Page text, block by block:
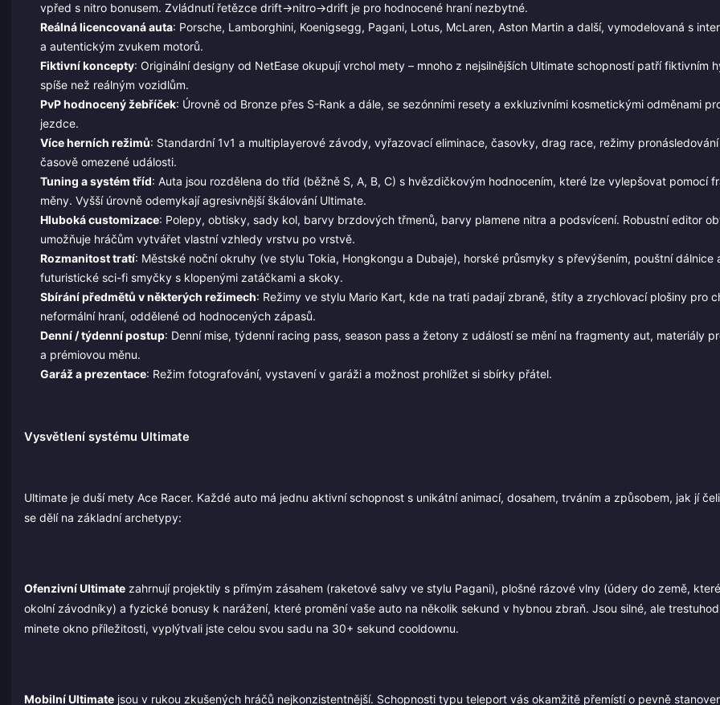
vpřed s nitro bonusem. Zvládnutí řetězce drift→nitro→drift je pro hodnocené hraní nezbytné.
Reálná licencovaná auta: Porsche, Lamborghini, Koenigsegg, Pagani, Lotus, McLaren, Aston Martin a další, vymodelovaná s
a autentickým zvukem motorů.
Fiktivní koncepty: Originální designy od NetEase okupují vrchol mety – mnoho z nejsilnějších Ultimate schopností patří fiktivním
spíše než reálným vozidlům.
PvP hodnocený žebříček: Úrovně od Bronze přes S-Rank a dále, se sezónními resety a exkluzivními kosmetickými odměnami
jezdce.
Více herních režimů: Standardní 1v1 a multiplayerové závody, vyřazovací eliminace, časovky, drag race, režimy
časově omezené události.
Tuning a systém tříd: Auta jsou rozdělena do tříd (běžně S, A, B, C) s hvězdičkovým hodnocením, které lze vylepšovat pomocí
měny. Vyšší úrovně odemykají agresivnější škálování Ultimate.
Hluboká customizace: Polepy, obtisky, sady kol, barvy brzdových třmenů, barvy plamene nitra a podsvícení. Robustní editor
umožňuje hráčům vytvářet vlastní vzhledy vrstvu po vrstvě.
Rozmanitost tratí: Městské noční okruhy (ve stylu Tokia, Hongkongu a Dubaje), horské průsmyky s převýšením, pouštní dálnice
futuristické sci-fi smyčky s klopenými zatáčkami a skoky.
Sbírání předmětů v některých režimech: Režimy ve stylu Mario Kart, kde na trati padají zbraně, štíty a zrychlovací plošiny pro
neformální hraní, oddělené od hodnocených zápasů.
Denní / týdenní postup: Denní mise, týdenní racing pass, season pass a žetony z událostí se mění na fragmenty aut, materiály
a prémiovou měnu.
Garáž a prezentace: Režim fotografování, vystavení v garáži a možnost prohlížet si sbírky přátel.
Vysvětlení systému Ultimate
Ultimate je duší mety Ace Racer. Každé auto má jednu aktivní schopnost s unikátní animací, dosahem, trváním a způsobem, jak jí
se dělí na základní archetypy:
Ofenzivní Ultimate zahrnují projektily s přímým zásahem (raketové salvy ve stylu Pagani), plošné rázové vlny (údery do země,
okolní závodníky) a fyzické bonusy k narážení, které promění vaše auto na několik sekund v hybnou zbraň. Jsou silné, ale
minete okno příležitosti, vyplýtvali jste celou svou sadu na 30+ sekund cooldownu.
Mobilní Ultimate jsou v rukou zkušených hráčů nejkonzistentnější. Schopnosti typu teleport vás okamžitě přemístí o pevně